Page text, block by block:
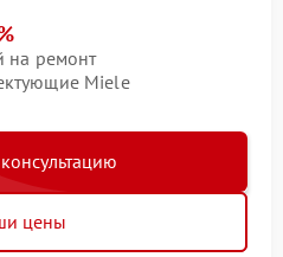
на ремонт
Miele
цены